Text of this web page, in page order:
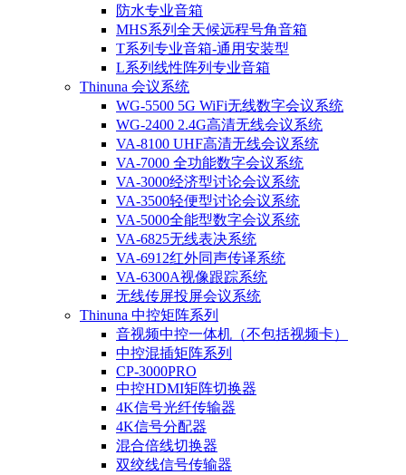
防水专业音箱
MHS系列全天候远程号角音箱
T系列专业音箱-通用安装型
L系列线性阵列专业音箱
Thinuna 会议系统
WG-5500 5G WiFi无线数字会议系统
WG-2400 2.4G高清无线会议系统
VA-8100 UHF高清无线会议系统
VA-7000 全功能数字会议系统
VA-3000经济型讨论会议系统
VA-3500轻便型讨论会议系统
VA-5000全能型数字会议系统
VA-6825无线表决系统
VA-6912红外同声传译系统
VA-6300A视像跟踪系统
无线传屏投屏会议系统
Thinuna 中控矩阵系列
音视频中控一体机（不包括视频卡）
中控混插矩阵系列
CP-3000PRO
中控HDMI矩阵切换器
4K信号光纤传输器
4K信号分配器
混合倍线切换器
双绞线信号传输器